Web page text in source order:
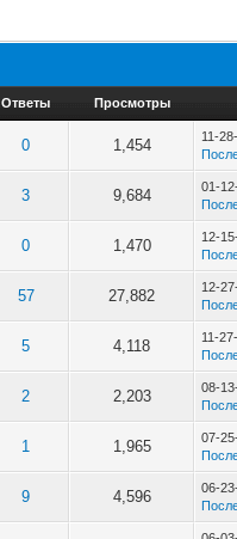
Ответы Просмотры
0 1,454
11-
3 9,684
01-
0 1,470
12-
57 27,882
12-
5 4,118
11-
2 2,203
08-
1 1,965
07-
9 4,596
06-